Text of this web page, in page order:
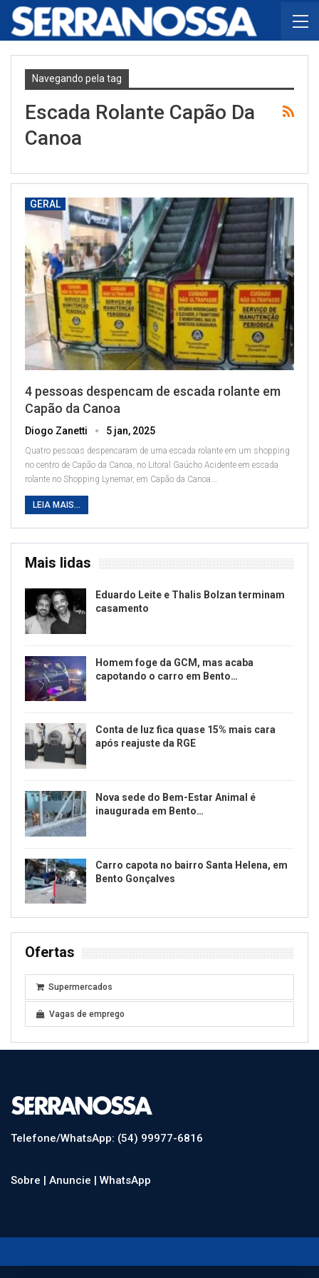
Navegando pela tag
Escada Rolante Capão Da
Canoa
GERAL
4 pessoas despencam de escada rolante em
Capão da Canoa
Diogo Zanetti 5 jan, 2025
Quatro pessoas despencaram de uma escada rolante em um shopping
no centro de Capão da Canoa, no Litoral Gaúcho Acidente em escada
rolante no Shopping Lynemar, em Capão da Canoa.…
LEIA MAIS...
Mais lidas
Eduardo Leite e Thalis Bolzan terminam
casamento
Homem foge da GCM, mas acaba
capotando o carro em Bento…
Conta de luz fica quase 15% mais cara
após reajuste da RGE
Nova sede do Bem-Estar Animal é
inaugurada em Bento…
Carro capota no bairro Santa Helena, em
Bento Gonçalves
Ofertas
Supermercados
Vagas de emprego
Telefone/WhatsApp: (54) 99977-6816
Sobre | Anuncie | WhatsApp